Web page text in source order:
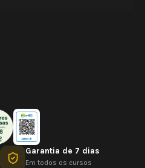
Garantia de 7 dias
Em todos os cursos